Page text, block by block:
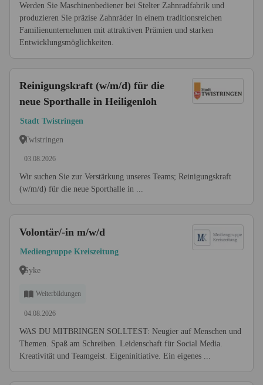
Werden Sie Maschinenbediener bei Stelter Zahnradfabrik und
produzieren Sie präzise Zahnräder in einem traditionsreichen
Familienunternehmen mit attraktiven Prämien und starken
Entwicklungsmöglichkeiten.
Reinigungskraft (w/m/d) für die
neue Sporthalle in Heiligenloh
Stadt Twistringen
Twistringen
03.08.2026
Wir suchen Sie zur Verstärkung unseres Teams; Reinigungskraft
(w/m/d) für die neue Sporthalle in ...
Volontär/-in m/w/d
Mediengruppe Kreiszeitung
Syke
Weiterbildungen
04.08.2026
WAS DU MITBRINGEN SOLLTEST: Neugier auf Menschen und
Themen. Spaß am Schreiben. Leidenschaft für Social Media.
Kreativität und Teamgeist. Eigeninitiative. Ein eigenes ...